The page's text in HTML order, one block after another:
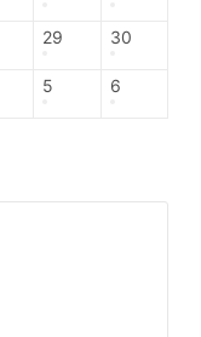
29 30
5 6